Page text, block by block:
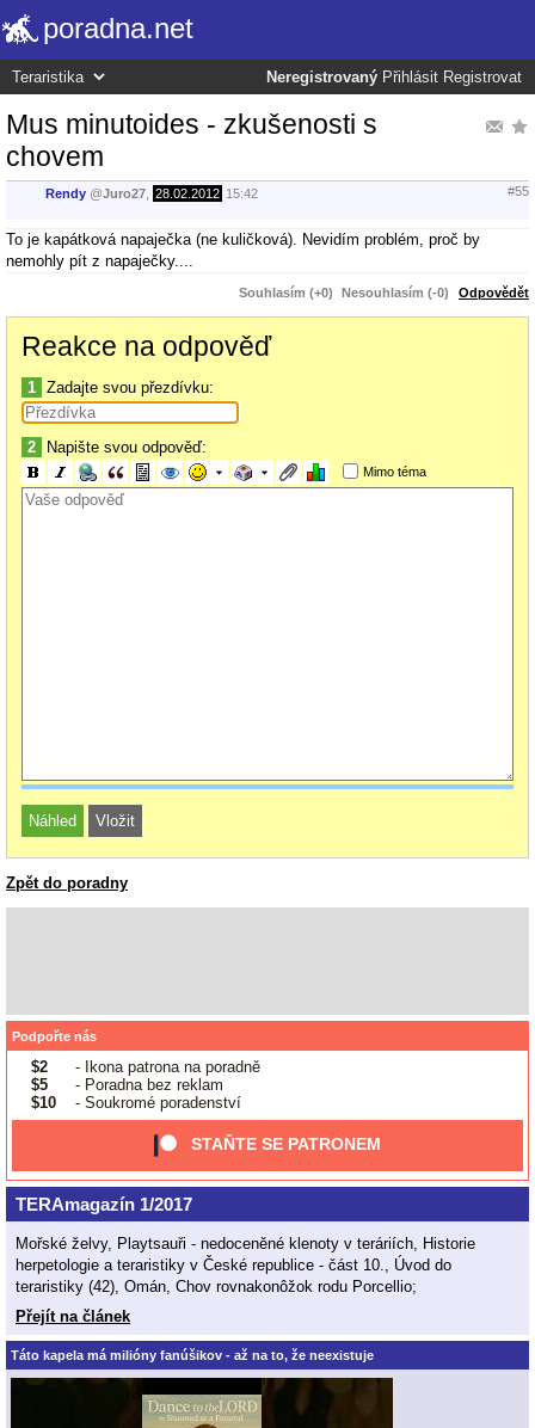
poradna.net
Neregistrovaný Přihlásit Registrovat
Mus minutoides - zkušenosti s
chovem
Rendy @Juro27 28.02.2012 15:42 #55
To je kapátková napaječka (ne kuličková). Nevidím problém, proč by
nemohly pít z napaječky....
Souhlasím (+0) Nesouhlasím (-0) Odpovědět
Reakce na odpověď
1 Zadajte svou přezdívku:
2 Napište svou odpověď:
Mimo téma
Zpět do poradny
Podpořte nás
$2
- Ikona patrona na poradně
$5
- Poradna bez reklam
$10
- Soukromé poradenství
STAŇTE SE PATRONEM
TERAmagazín 1/2017
Mořské želvy, Playtsauři - nedoceněné klenoty v teráriích, Historie
herpetologie a teraristiky v České republice - část 10., Úvod do
teraristiky (42), Omán, Chov rovnakonôžok rodu Porcellio;
Přejít na článek
Táto kapela má milióny fanúšikov - až na to, že neexistuje